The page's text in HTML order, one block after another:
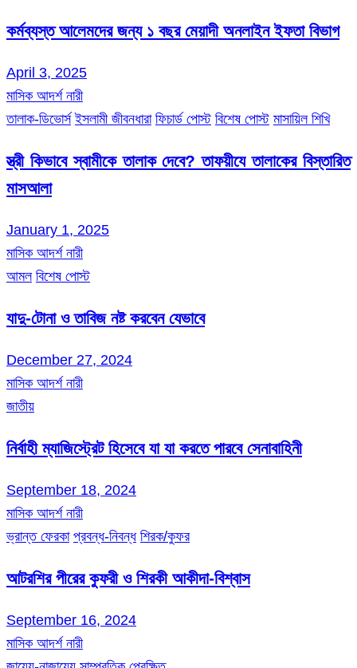
কর্মব্যস্ত আলেমদের জন্য ১ বছর মেয়াদী অনলাইন ইফতা বিভাগ
April 3, 2025
মাসিক আদর্শ নারী
তালাক-ডিভোর্স ইসলামী জীবনধারা ফিচার্ড পোস্ট বিশেষ পোস্ট মাসায়িল শিখি
স্ত্রী কিভাবে স্বামীকে তালাক দেবে? তাফয়ীযে তালাকের বিস্তারিত
মাসআলা
January 1, 2025
মাসিক আদর্শ নারী
আমল বিশেষ পোস্ট
যাদু-টোনা ও তাবিজ নষ্ট করবেন যেভাবে
December 27, 2024
মাসিক আদর্শ নারী
জাতীয়
নির্বাহী ম্যাজিস্ট্রেট হিসেবে যা যা করতে পারবে সেনাবাহিনী
September 18, 2024
মাসিক আদর্শ নারী
ভ্রান্ত ফেরকা প্রবন্ধ-নিবন্ধ শিরক/কুফর
আটরশির পীরের কুফরী ও শিরকী আকীদা-বিশ্বাস
September 16, 2024
মাসিক আদর্শ নারী